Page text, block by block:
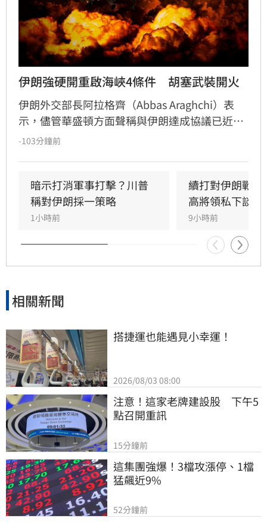
伊朗強硬開重啟海峽4條件　胡塞武裝開火
伊朗外交部長阿拉格齊（Abbas Araghchi）表
示，儘管華盛頓方面聲稱與伊朗達成協議已近在
眼前，但德黑蘭目前並未與美國直接談判，僅透
峽（Strait of Hormuz）能否重啟仍存在極大變
數。與此同時，伊朗支持的葉門準政府及軍事組
織「胡塞武裝」（Houthis）再度攻擊「沙烏地
-103分鐘前
暗示打消軍事打擊？川普
稱對伊朗採一策略
1小時前
續打對伊朗戰
高將領私下談退
9小時前
相關新聞
搭捷運也能遇見小幸運！
2026/08/03 08:00
注意！這家老牌建設股　下午5
點召開重訊
15分鐘前
這集團強爆！3檔攻漲停、1檔
猛飆近9%
52分鐘前